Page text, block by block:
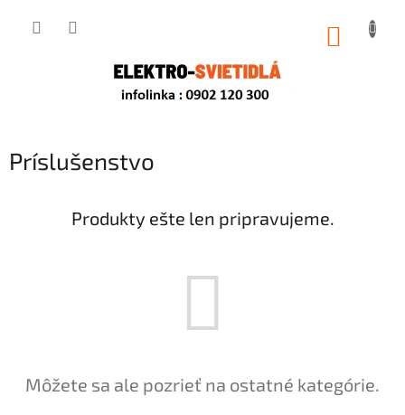
Príslušenstvo
Produkty ešte len pripravujeme.
Môžete sa ale pozrieť na ostatné kategórie.